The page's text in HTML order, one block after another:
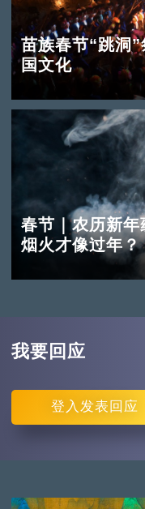
苗族春节“跳洞
国文化
春节｜农历新
烟火才像过年？
我要回应
登入 发表回应